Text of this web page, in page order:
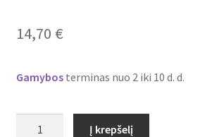
Plastikai
14,70 €
Gamybosterminas nuo 2 iki 10 d. d.
Į krepšelį